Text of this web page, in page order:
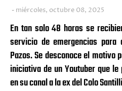
miércoles, octubre 08, 2025
En tan solo 48 horas se
servicio de emergencias para
Pazos. Se desconoce el motivo
iniciativa de un Youtuber que
en su canal a la ex del Colo